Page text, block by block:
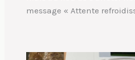
message « Attente